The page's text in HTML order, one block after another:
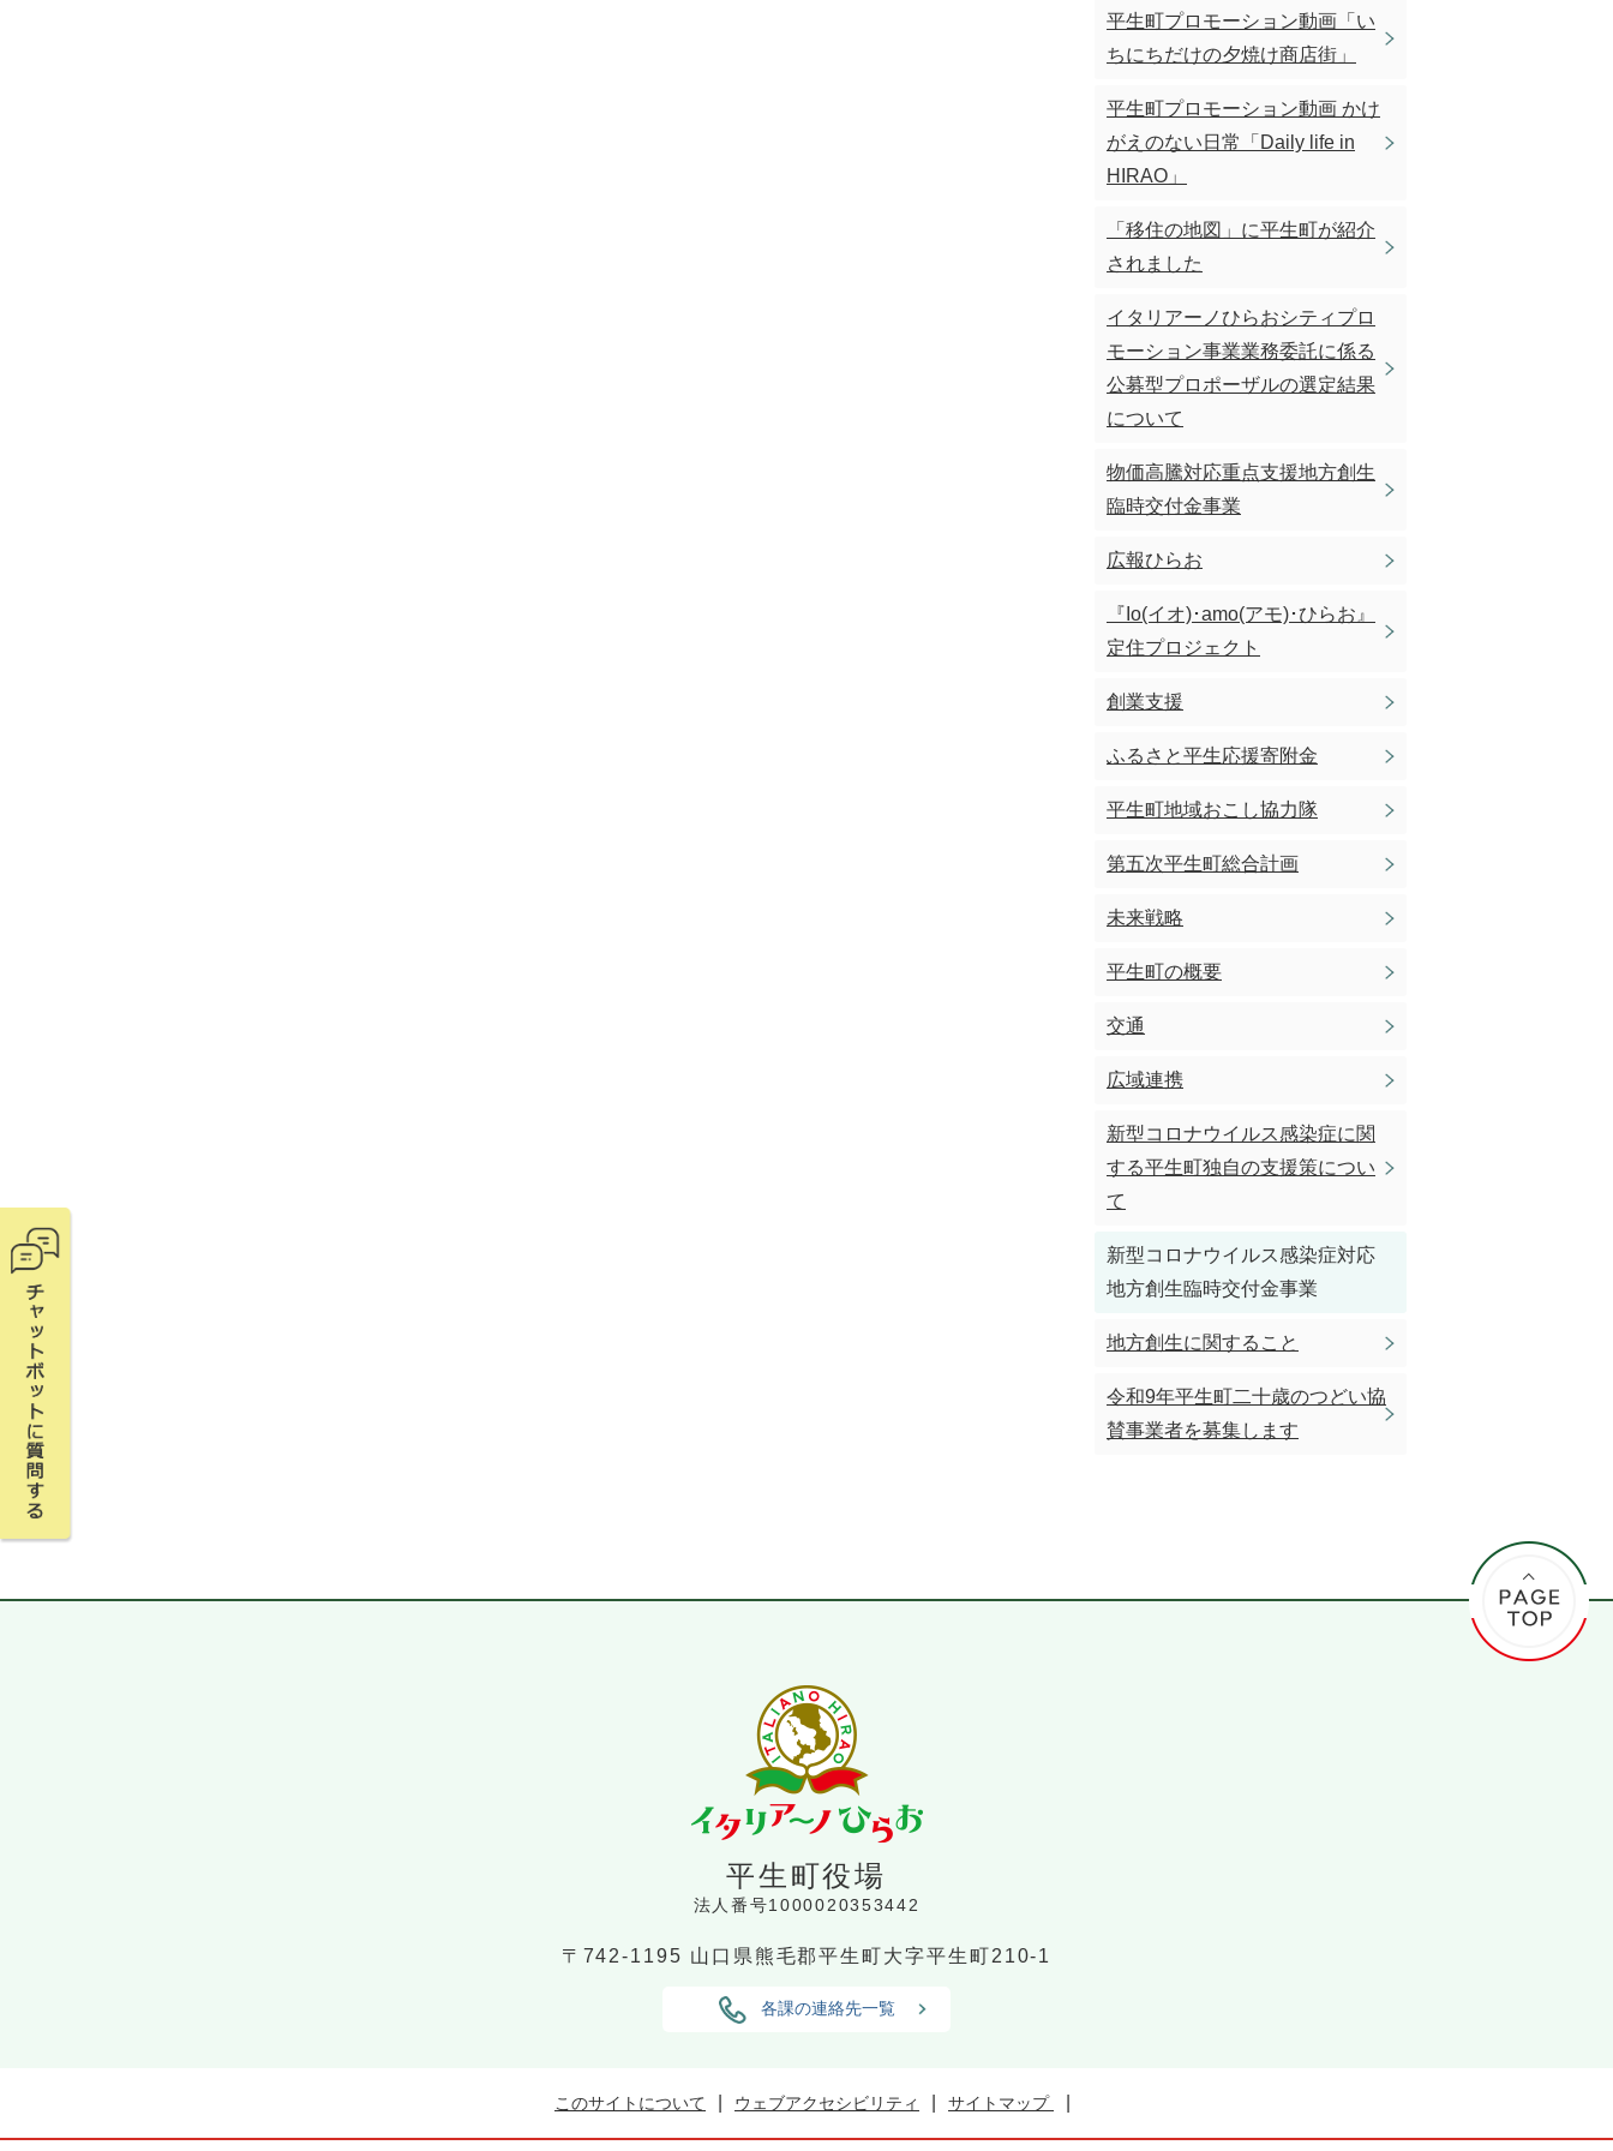
平生町プロモーション動画「い
ちにちだけの夕焼け商店街」
平生町プロモーション動画 かけ
がえのない日常「Daily life in
HIRAO」
「移住の地図」に平生町が紹介
されました
イタリアーノひらおシティプロ
モーション事業業務委託に係る
公募型プロポーザルの選定結果
について
物価高騰対応重点支援地方創生
臨時交付金事業
広報ひらお
『Io(イオ)･amo(アモ)･ひらお』
定住プロジェクト
創業支援
ふるさと平生応援寄附金
平生町地域おこし協力隊
第五次平生町総合計画
未来戦略
平生町の概要
交通
広域連携
新型コロナウイルス感染症に関
する平生町独自の支援策につい
て
新型コロナウイルス感染症対応
地方創生臨時交付金事業
地方創生に関すること
令和9年平生町二十歳のつどい協
賛事業者を募集します
平生町役場
法人番号1000020353442
〒742-1195 山口県熊毛郡平生町大字平生町210-1
各課の連絡先一覧
このサイトについて ウェブアクセシビリティ サイトマップ